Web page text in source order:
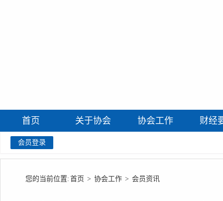
首页 关于协会 协会工作 财经
会员登录
您的当前位置: 首页 > 协会工作 > 会员资讯